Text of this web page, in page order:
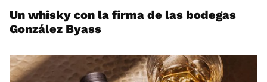
Un whisky con la firma de las bodegas
González Byass